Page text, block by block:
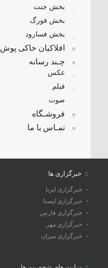
بخش جنت
بخش فورگ
بخش فسارود
افلاکیان خاکی پوش
چـند رسانه
عکس
فیلم
صوت
فروشـگاه
تمـاس با ما
خبرگزاری ها
خبرگزاری ایرنا
خبرگزاری ایسنا
خبرگزاری فارس
خبرگزاری مهر
خبرگزاری میزان